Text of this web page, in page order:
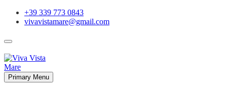
+39 339 773 0843
vivavistamare@gmail.com
Primary Menu